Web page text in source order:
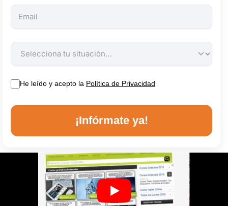
He leído y acepto la Política de Privacidad
¡Infórmate ya!